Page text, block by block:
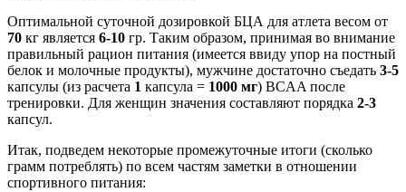
Оптимальной суточной дозировкой БЦА для атлета весом от
70 кг является 6-10 гр. Таким образом, принимая во внимание
правильный рацион питания (имеется ввиду упор на постный
белок и молочные продукты), мужчине достаточно съедать 3-5
капсулы (из расчета 1 капсула = 1000 мг) BCAA после
тренировки. Для женщин значения составляют порядка 2-3
капсул.
Итак, подведем некоторые промежуточные итоги (сколько
грамм потреблять) по всем частям заметки в отношении
спортивного питания: